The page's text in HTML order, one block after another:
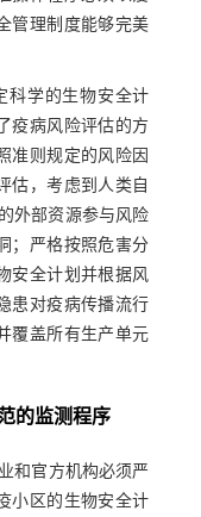
管理制度能够完美
科学的生物安全计
疫病风险评估的方
准则规定的风险因
估，考虑到人类自
外部资源参与风险
；严格按照危害分
安全计划并根据风
患对疫病传播流行
覆盖所有生产单元
的监测程序
和官方机构必须严
小区的生物安全计